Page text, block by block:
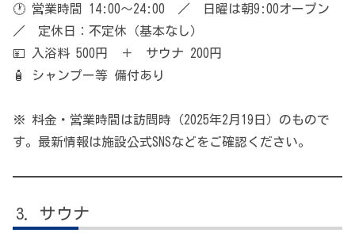
🕐 営業時間 14:00〜24:00 ／ 日曜は朝9:00オープン
／ 定休日：不定休（基本なし）
💴 入浴料 500円 ＋ サウナ 200円
🧴 シャンプー等 備付あり
※ 料金・営業時間は訪問時（2025年2月19日）のもので
す。最新情報は施設公式SNSなどをご確認ください。
サウナ